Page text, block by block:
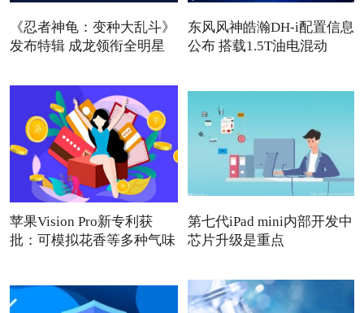
《忍者神龟：变种大乱斗》
发布特辑 成龙领衔全明星
东风风神皓瀚DH-i配置信息
公布 搭载1.5T油电混动
苹果Vision Pro新专利获
批：可模拟花香等多种气味
第七代iPad mini内部开发中
芯片升级是重点